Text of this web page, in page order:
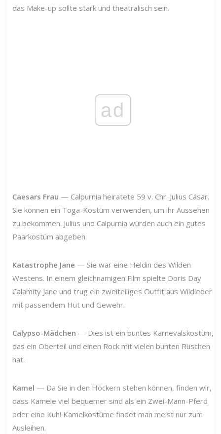
das Make-up sollte stark und theatralisch sein.
ad
Caesars Frau — Calpurnia heiratete 59 v. Chr. Julius Cäsar.
Sie können ein Toga-Kostüm verwenden, um ihr Aussehen
zu bekommen. Julius und Calpurnia würden auch ein gutes
Paarkostüm abgeben.
Katastrophe Jane — Sie war eine Heldin des Wilden
Westens. In einem gleichnamigen Film spielte Doris Day
Calamity Jane und trug ein zweiteiliges Outfit aus Wildleder
mit passendem Hut und Gewehr.
Calypso-Mädchen — Dies ist ein buntes Karnevalskostüm,
das ein Oberteil und einen Rock mit vielen bunten Rüschen
hat.
Kamel — Da Sie in den Höckern stehen können, finden wir,
dass Kamele viel bequemer sind als ein Zwei-Mann-Pferd
oder eine Kuh! Kamelkostüme findet man meist nur zum
Ausleihen.